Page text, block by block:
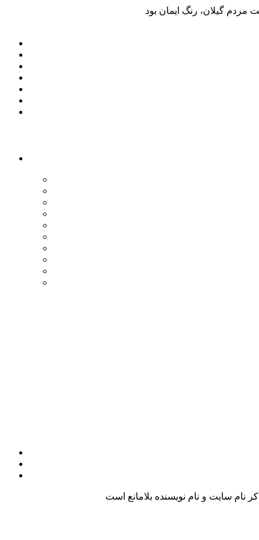
سایت و نام نویسنده بلامانع است